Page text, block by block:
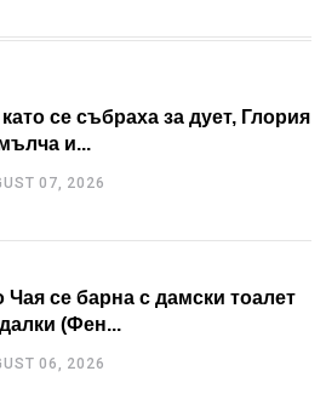
се събраха за дует, Глория
и...
07, 2026
Чая се барна с дамски тоалет
(Фен...
06, 2026